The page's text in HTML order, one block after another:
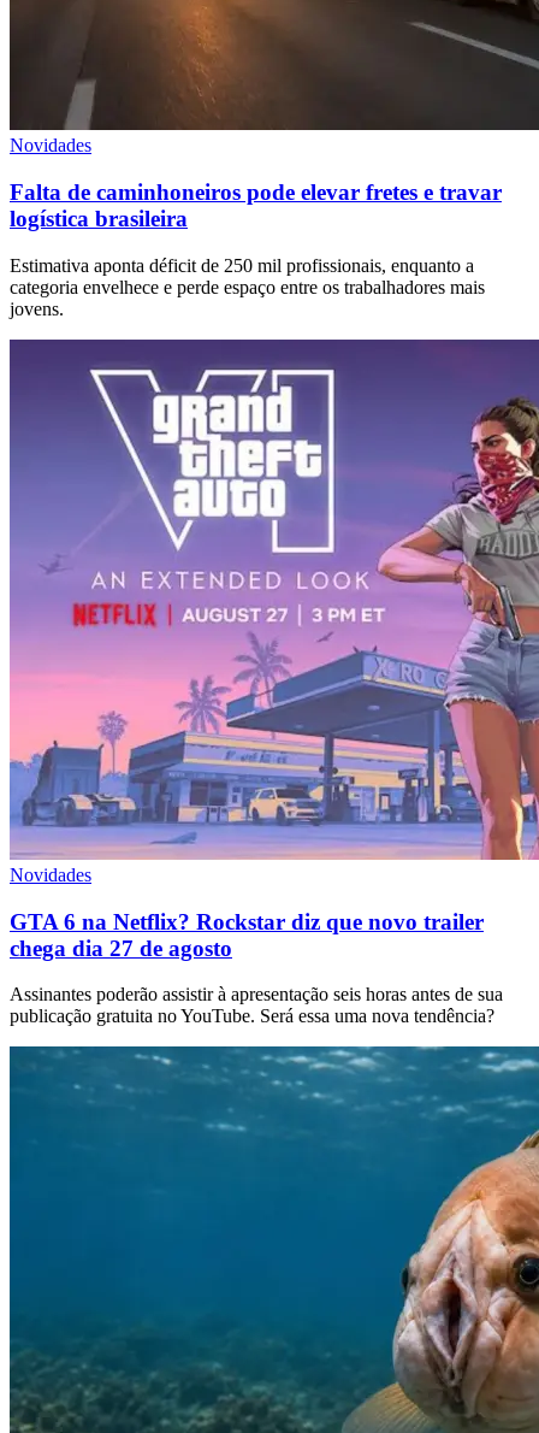
Novidades
Falta de caminhoneiros pode elevar fretes e travar
logística brasileira
Estimativa aponta déficit de 250 mil profissionais, enquanto a
categoria envelhece e perde espaço entre os trabalhadores mais
jovens.
Novidades
GTA 6 na Netflix? Rockstar diz que novo trailer
chega dia 27 de agosto
Assinantes poderão assistir à apresentação seis horas antes de sua
publicação gratuita no YouTube. Será essa uma nova tendência?